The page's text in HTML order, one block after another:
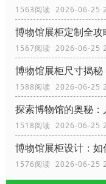
1563阅读 2026-06-25
博物馆展柜定制全
1567阅读 2026-06-25
1588阅读 2026-06-25
探索博物馆的奥秘
1518阅读 2026-06-25
博物馆展柜设计：如
1576阅读 2026-06-25